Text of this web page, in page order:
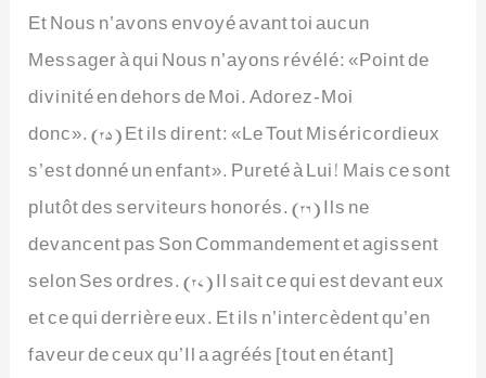
Et Nous n’avons envoyé avant toi aucun
Messager à qui Nous n’ayons révélé: «Point de
divinité en dehors de Moi. Adorez-Moi
donc». (25) Et ils dirent: «Le Tout Miséricordieux
s’est donné un enfant». Pureté à Lui! Mais ce sont
plutôt des serviteurs honorés. (26) Ils ne
devancent pas Son Commandement et agissent
selon Ses ordres. (27) Il sait ce qui est devant eux
et ce qui derrière eux. Et ils n’intercèdent qu’en
faveur de ceux qu’Il a agréés [tout en étant]